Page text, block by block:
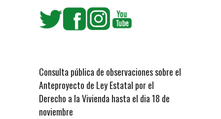
Consulta pública de observaciones sobre el
Anteproyecto de Ley Estatal por el
Derecho a la Vivienda hasta el dia 18 de
noviembre